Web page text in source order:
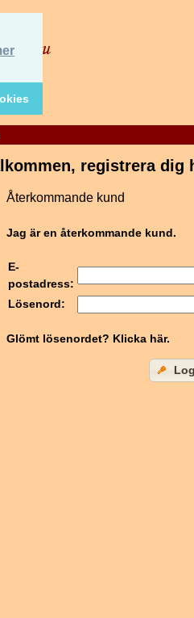
registrera dig
Återkommande kund
Jag är en återkommande kund.
E-
postadress:
Lösenord:
Glömt lösenordet? Klicka här.